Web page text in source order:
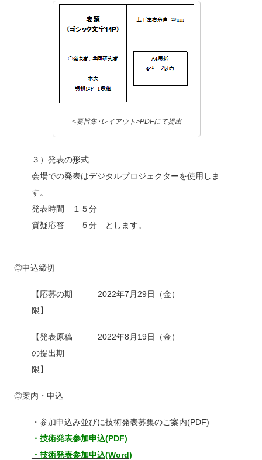
<要旨集･レイアウト>PDFにて提出
３）発表の形式
会場での発表はデジタルプロジェクターを使用しま
す。
発表時間 １５分
質疑応答 ５分 とします。
◎申込締切
【応募の期
限】
2022年7月29日（金）
【発表原稿
の提出期
限】
2022年8月19日（金）
◎案内・申込
・参加申込み並びに技術発表募集のご案内(PDF)
・技術発表参加申込(PDF)
・技術発表参加申込(Word)